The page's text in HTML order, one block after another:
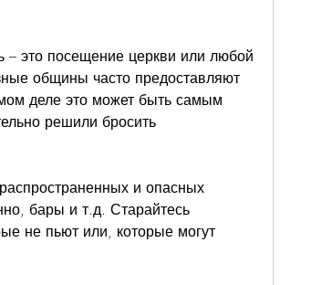
– это посещение церкви или любой
общины часто предоставляют
деле это может быть самым
решили бросить
и опасных
бары и т.д. Старайтесь
не пьют или, которые могут